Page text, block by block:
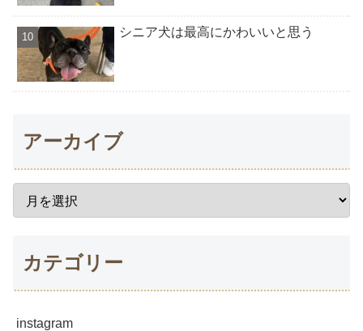
シニア犬は最高にかわいいと思う
アーカイブ
カテゴリー
instagram